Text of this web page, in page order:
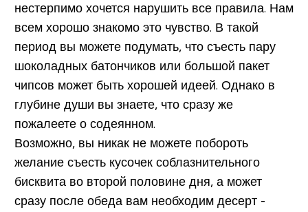
нестерпимо хочется нарушить все правила. Нам
всем хорошо знакомо это чувство. В такой
период вы можете подумать, что съесть пару
шоколадных батончиков или большой пакет
чипсов может быть хорошей идеей. Однако в
глубине души вы знаете, что сразу же
пожалеете о содеянном.
Возможно, вы никак не можете побороть
желание съесть кусочек соблазнительного
бисквита во второй половине дня, а может
сразу после обеда вам необходим десерт -